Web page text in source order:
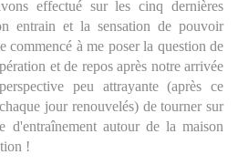
effectué sur les cinq dernières
entrain et la sensation de pouvoir
commencé à me poser la question de
et de repos après notre arrivée
peu attrayante (après ce
jour renouvelés) de tourner sur
d'entraînement autour de la maison
!